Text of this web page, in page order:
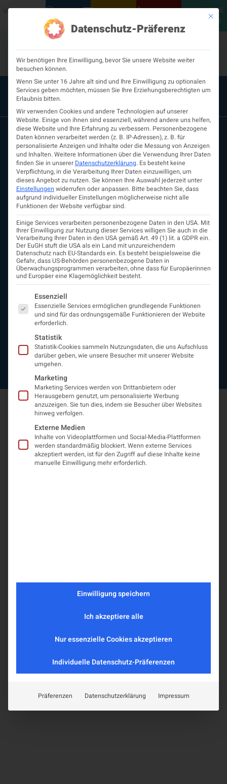
VERANSTALTUNGENPODCASTS NEUROLOGISCH KONTAKT
MEINE
ÖGN
ÖGN
Über uns
Vorstand
Beirat
Arbeitsgemeinschaften
assoziierte Gesellschaften
EAN
Fördermitglieder
Neurologiereport
Mitgliedschaft
Statuten
Protokolle
Kontakt
Impressum
Datenschutzerklärung
Mit
Datenschutz-Präferenz
Wir benötigen Ihre Einwilligung, bevor Sie unsere Website weiter
besuchen können.
Wenn Sie unter 16 Jahre alt sind und Ihre Einwilligung zu optionalen
Services geben möchten, müssen Sie Ihre Erziehungsberechtigten um
Erlaubnis bitten.
Wir verwenden Cookies und andere Technologien auf unserer
Website. Einige von ihnen sind essenziell, während andere uns helfen,
diese Website und Ihre Erfahrung zu verbessern. Personenbezogene
Daten können verarbeitet werden (z. B. IP-Adressen), z. B. für
personalisierte Anzeigen und Inhalte oder die Messung von Anzeigen
und Inhalten.Weitere Informationen über die Verwendung Ihrer Daten
finden Sie in unserer Datenschutzerklärung. Es besteht keine
Verpflichtung, in die Verarbeitung Ihrer Daten einzuwilligen, um
dieses Angebot zu nutzen.Sie können Ihre Auswahl jederzeit unter
Einstellungen widerrufen oder anpassen. Bitte beachten Sie, dass
aufgrund individueller Einstellungen möglicherweise nicht alle
Funktionen der Website verfügbar sind.
Einige Services verarbeiten personenbezogene Daten in den USA. Mit
Ihrer Einwilligung zur Nutzung dieser Services willigen Sie auch in die
Verarbeitung Ihrer Daten in den USA gemäß Art. 49 (1) lit. a GDPR ein.
Der EuGH stuft die USA als ein Land mit unzureichendem
Datenschutz nach EU-Standards ein. Es besteht beispielsweise die
Gefahr, dass US-Behörden personenbezogene Daten in
Überwachungsprogrammen verarbeiten, ohne dass für Europäerinnen
und Europäer eine Klagemöglichkeit besteht.
Es folgt eine Liste der Service-Gruppen, für die eine
Essenziell
Essenzielle Services ermöglichen grundlegende Funktionen
und sind für das ordnungsgemäße Funktionieren der Website
erforderlich.
Statistik
Statistik-Cookies sammeln Nutzungsdaten, die uns Aufschluss
darüber geben, wie unsere Besucher mit unserer Website
umgehen.
Marketing
Marketing Services werden von Drittanbietern oder
Herausgebern genutzt, um personalisierte Werbung
anzuzeigen. Sie tun dies, indem sie Besucher über Websites
hinweg verfolgen.
Externe Medien
Inhalte von Videoplattformen und Social-Media-Plattformen
werden standardmäßig blockiert. Wenn externe Services
akzeptiert werden, ist für den Zugriff auf diese Inhalte keine
manuelle Einwilligung mehr erforderlich.
Einwilligung speichern
Ich akzeptiere alle
Nur essenzielle Cookies akzeptieren
Individuelle Datenschutz-Präferenzen
Präferenzen Datenschutzerklärung Impressum